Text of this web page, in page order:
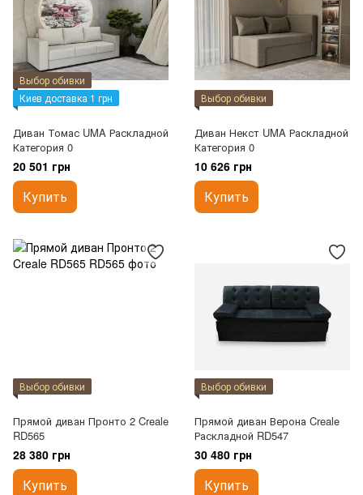
Выбор обивки
Киев доставка 1 грн
Диван Томас UMA Раскладной
Категория 0
20 501 грн
Купить
Выбор обивки
Диван Некст UMA Раскладной
Категория 0
10 626 грн
Купить
Выбор обивки
Прямой диван Пронто 2 Creale
RD565
28 380 грн
Купить
Выбор обивки
Прямой диван Верона Creale
Раскладной RD547
30 480 грн
Купить